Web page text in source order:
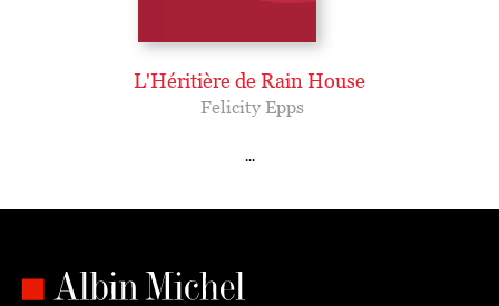
L'Héritière de Rain House
Felicity Epps
...